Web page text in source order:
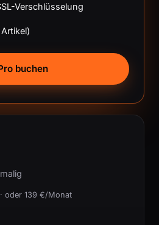
Verschlüsselung
buchen
oder 139 €/Monat